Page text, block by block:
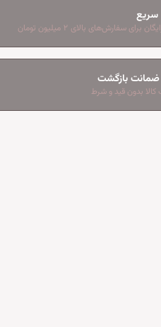
سریع
برای سفارش‌های بالای ۲ میلیون تومان
کالا بدون قید و شرط